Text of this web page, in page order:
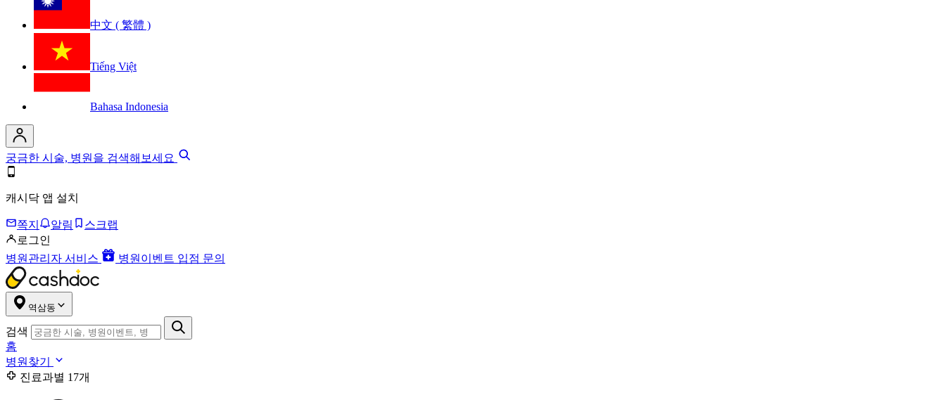
中文 ( 繁體 )
Tiếng Việt
Bahasa Indonesia
궁금한 시술, 병원을 검색해보세요
캐시닥 앱 설치
쪽지 알림
스크랩
로그인
병원관리자 서비스
병원이벤트 입점 문의
역삼동
검색
홈
병원찾기
진료과별 17개